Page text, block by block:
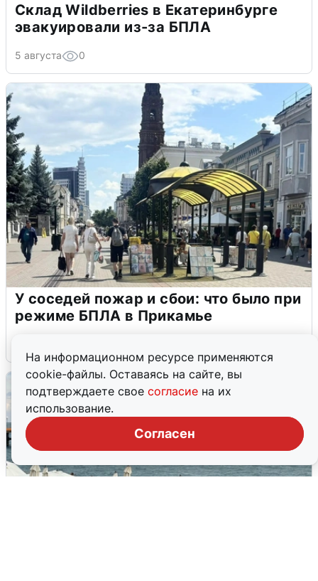
На информационном ресурсе применяются
cookie-файлы. Оставаясь на сайте, вы
подтверждаете свое согласие на их
использование.
Согласен
Склад Wildberries в Екатеринбурге
эвакуировали из-за БПЛА
5 августа 0
У соседей пожар и сбои: что было при
режиме БПЛА в Прикамье